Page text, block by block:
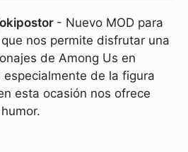
- Nuevo MOD para
nos permite disfrutar una
de Among Us en
especialmente de la figura
esta ocasión nos ofrece